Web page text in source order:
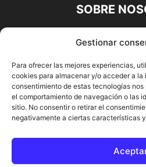
Gestionar
Para ofrecer las mejores experiencias,
cookies para almacenar y/o acceder a la
consentimiento de estas tecnologías
el comportamiento de navegación o las
sitio. No consentir o retirar el
negativamente a ciertas características
SOBRE
Diario Alhaurín
Francisco E. López López |
Alhaurín de la Torre,
Contáctanos: